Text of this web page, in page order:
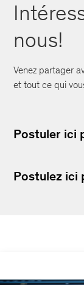
nous!
Venez partager
et tout ce qui
Postuler ici
Postulez ici